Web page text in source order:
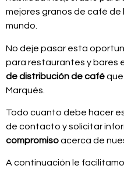
mejores granos de café de
mundo.
No deje pasar esta
para restaurantes y bares
de distribución de café
Marqués.
Todo cuanto debe hacer
de contacto y solicitar
compromisoacerca de
A continuación le